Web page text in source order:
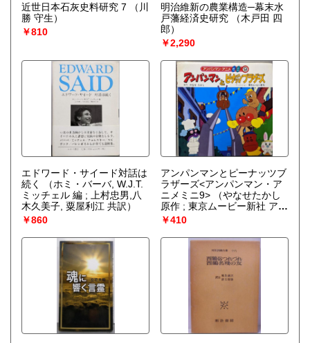
近世日本石灰史料研究 7
（川
勝 守生）
￥810
明治維新の農業構造─幕末水
戸藩経済史研究
（木戸田 四
郎）
￥2,290
エドワード・サイード対話は
続く
（ホミ・バーバ, W.J.T.
ミッチェル 編 ; 上村忠男,八
木久美子, 粟屋利江 共訳）
￥860
アンパンマンとピーナッツブ
ラザーズ<アンパンマン・ア
ニメミニ9>
（やなせたかし
原作 ; 東京ムービー新社 アニ
メーション）
￥410